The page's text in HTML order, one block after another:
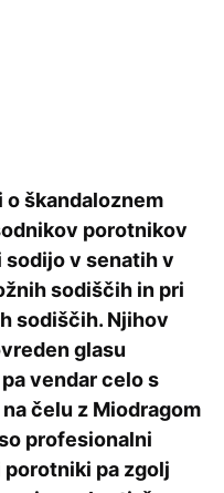
o škandaloznem
porotnikov
sodijo v senatih v
sodiščih in pri
sodiščih. Njihov
glasu
vendar celo s
čelu z Miodragom
profesionalni
pa zgolj